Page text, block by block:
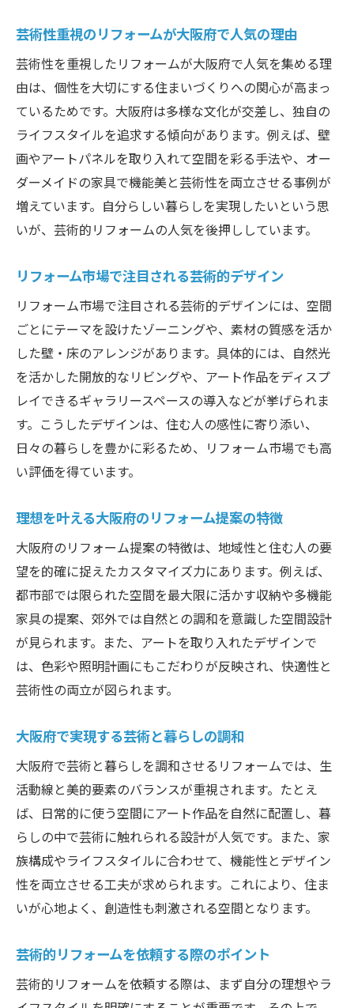
芸術性重視のリフォームが大阪府で人気の理由
芸術性を重視したリフォームが大阪府で人気を集める理
由は、個性を大切にする住まいづくりへの関心が高まっ
ているためです。大阪府は多様な文化が交差し、独自の
ライフスタイルを追求する傾向があります。例えば、壁
画やアートパネルを取り入れて空間を彩る手法や、オー
ダーメイドの家具で機能美と芸術性を両立させる事例が
増えています。自分らしい暮らしを実現したいという思
いが、芸術的リフォームの人気を後押ししています。
リフォーム市場で注目される芸術的デザイン
リフォーム市場で注目される芸術的デザインには、空間
ごとにテーマを設けたゾーニングや、素材の質感を活か
した壁・床のアレンジがあります。具体的には、自然光
を活かした開放的なリビングや、アート作品をディスプ
レイできるギャラリースペースの導入などが挙げられま
す。こうしたデザインは、住む人の感性に寄り添い、
日々の暮らしを豊かに彩るため、リフォーム市場でも高
い評価を得ています。
理想を叶える大阪府のリフォーム提案の特徴
大阪府のリフォーム提案の特徴は、地域性と住む人の要
望を的確に捉えたカスタマイズ力にあります。例えば、
都市部では限られた空間を最大限に活かす収納や多機能
家具の提案、郊外では自然との調和を意識した空間設計
が見られます。また、アートを取り入れたデザインで
は、色彩や照明計画にもこだわりが反映され、快適性と
芸術性の両立が図られます。
大阪府で実現する芸術と暮らしの調和
大阪府で芸術と暮らしを調和させるリフォームでは、生
活動線と美的要素のバランスが重視されます。たとえ
ば、日常的に使う空間にアート作品を自然に配置し、暮
らしの中で芸術に触れられる設計が人気です。また、家
族構成やライフスタイルに合わせて、機能性とデザイン
性を両立させる工夫が求められます。これにより、住ま
いが心地よく、創造性も刺激される空間となります。
芸術的リフォームを依頼する際のポイント
芸術的リフォームを依頼する際は、まず自分の理想やラ